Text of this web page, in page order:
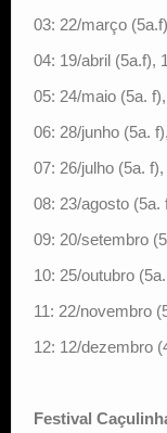
03: 22/março
04: 19/abril (5a.f),
05: 24/maio (5a.
06: 28/junho (5a.
07: 26/julho (5a.
08: 23/agosto (5a.
09: 20/setembro
10: 25/outubro
11: 22/novembro
12: 12/dezembro
Festival